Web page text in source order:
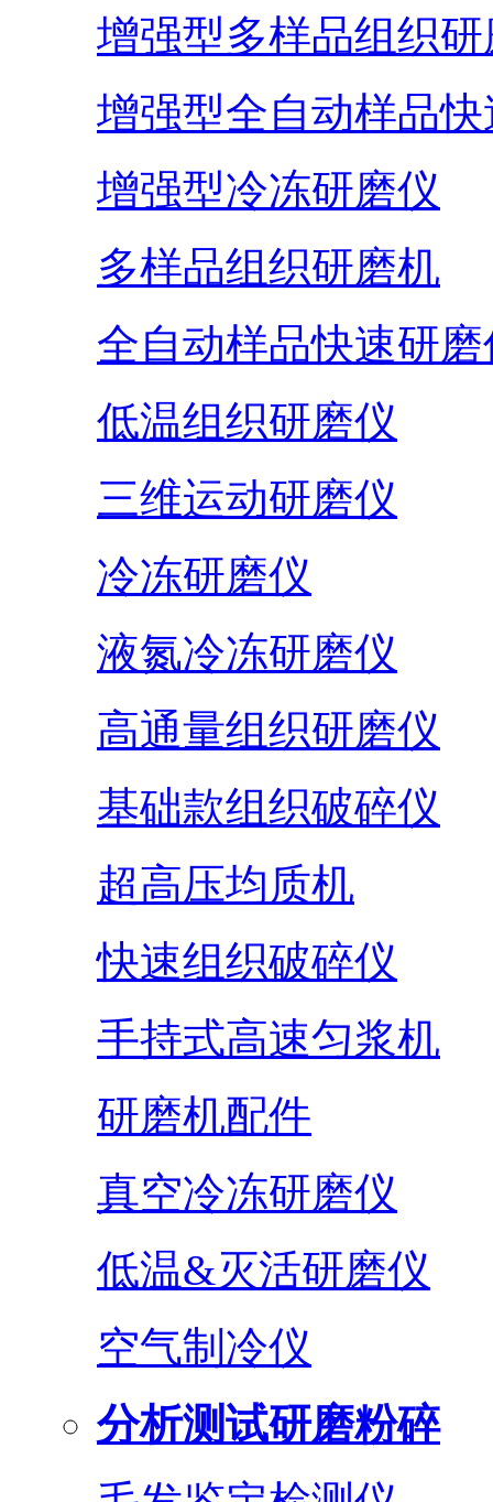
增强型多样品组织
增强型全自动样品
增强型冷冻研磨仪
多样品组织研磨机
全自动样品快速研磨
低温组织研磨仪
三维运动研磨仪
冷冻研磨仪
液氮冷冻研磨仪
高通量组织研磨仪
基础款组织破碎仪
超高压均质机
快速组织破碎仪
手持式高速匀浆机
研磨机配件
真空冷冻研磨仪
低温&灭活研磨仪
空气制冷仪
分析测试研磨粉碎